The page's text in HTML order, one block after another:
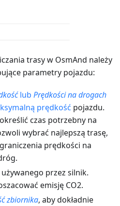
trasy w OsmAnd należy
parametry pojazdu:
lub Prędkości na drogach
prędkość pojazdu.
czas potrzebny na
wybrać najlepszą trasę,
prędkości na
przez silnik.
emisję CO2.
zbiornika, aby dokładnie